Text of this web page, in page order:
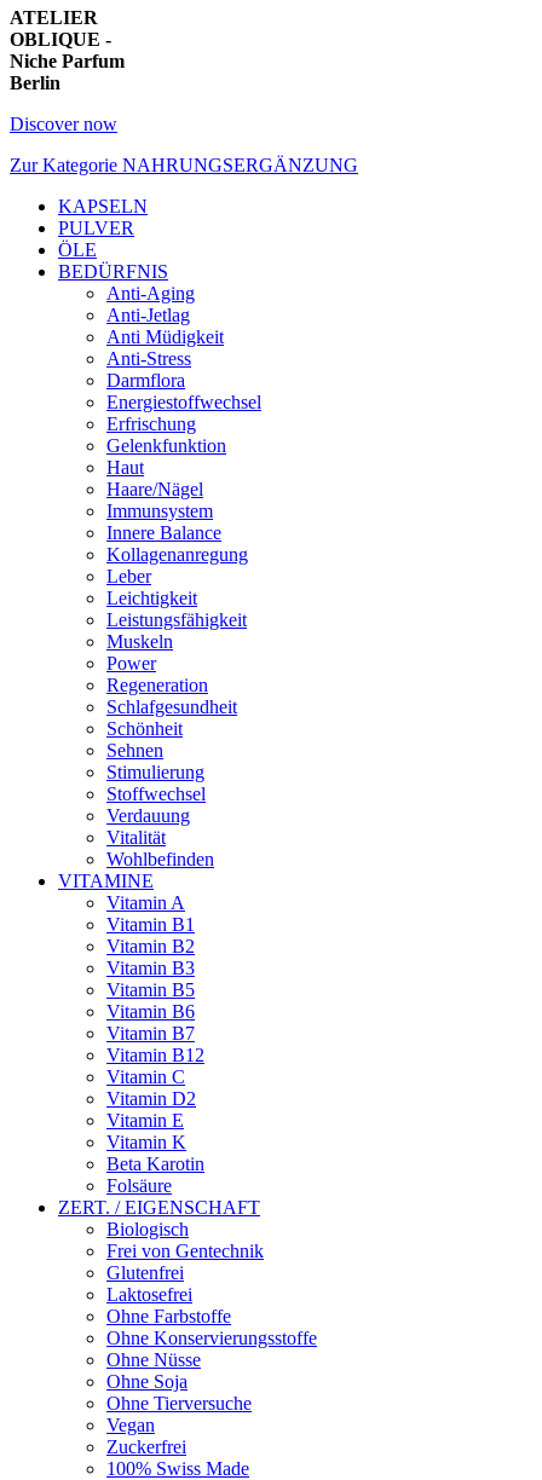
ATELIER
OBLIQUE -
Niche Parfum
Berlin
Discover now
Zur Kategorie NAHRUNGSERGÄNZUNG
KAPSELN
PULVER
ÖLE
BEDÜRFNIS
Anti-Aging
Anti-Jetlag
Anti Müdigkeit
Anti-Stress
Darmflora
Energiestoffwechsel
Erfrischung
Gelenkfunktion
Haut
Haare/Nägel
Immunsystem
Innere Balance
Kollagenanregung
Leber
Leichtigkeit
Leistungsfähigkeit
Muskeln
Power
Regeneration
Schlafgesundheit
Schönheit
Sehnen
Stimulierung
Stoffwechsel
Verdauung
Vitalität
Wohlbefinden
VITAMINE
Vitamin A
Vitamin B1
Vitamin B2
Vitamin B3
Vitamin B5
Vitamin B6
Vitamin B7
Vitamin B12
Vitamin C
Vitamin D2
Vitamin E
Vitamin K
Beta Karotin
Folsäure
ZERT. / EIGENSCHAFT
Biologisch
Frei von Gentechnik
Glutenfrei
Laktosefrei
Ohne Farbstoffe
Ohne Konservierungsstoffe
Ohne Nüsse
Ohne Soja
Ohne Tierversuche
Vegan
Zuckerfrei
100% Swiss Made